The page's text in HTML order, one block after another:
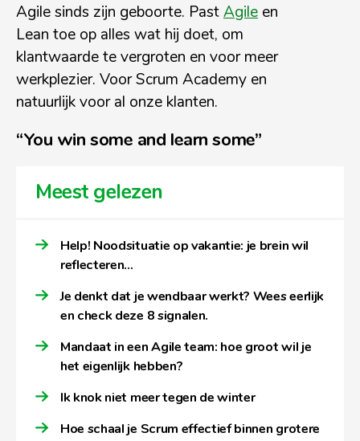
Agile sinds zijn geboorte. PastAgile en
Lean toe op alles wat hij doet, om
klantwaarde te vergroten en voor meer
werkplezier. Voor Scrum Academy en
natuurlijk voor al onze klanten.
“You win some and learn some”
Meest gelezen
Help! Noodsituatie op vakantie: je brein wil
reflecteren…
Je denkt dat je wendbaar werkt? Wees eerlijk
en check deze 8 signalen.
Mandaat in een Agile team: hoe groot wil je
het eigenlijk hebben?
Ik knok niet meer tegen de winter
Hoe schaal je Scrum effectief binnen grotere